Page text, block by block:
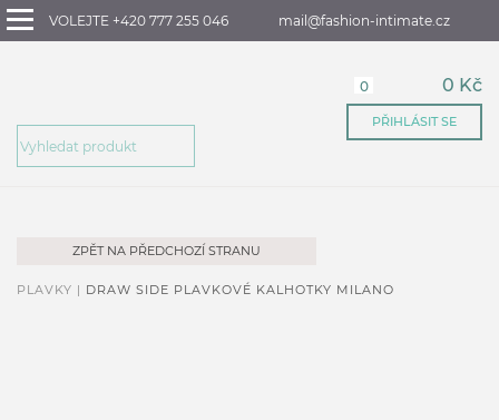
VOLEJTE +420 777 255 046 mail@fashion-intimate.cz
0 0 Kč
PŘIHLÁSIT SE
ZPĚT NA PŘEDCHOZÍ STRANU
PLAVKY | DRAW SIDE PLAVKOVÉ KALHOTKY MILANO